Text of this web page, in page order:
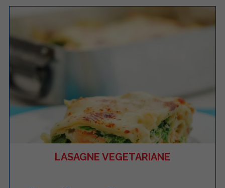
LASAGNE VEGETARIANE